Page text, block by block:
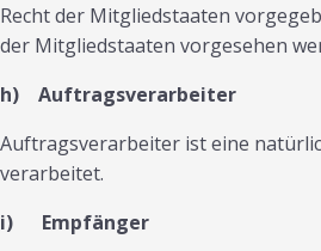
Recht der Mitgliedstaaten
der Mitgliedstaaten vorgesehen
h) Auftragsverarbeiter
Auftragsverarbeiter ist eine
verarbeitet.
i) Empfänger